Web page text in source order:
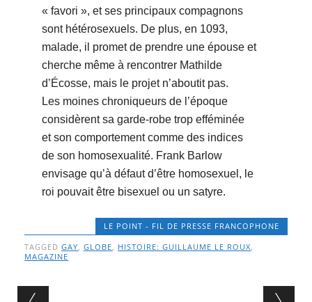
« favori », et ses principaux compagnons
sont hétérosexuels. De plus, en 1093,
malade, il promet de prendre une épouse et
cherche même à rencontrer Mathilde
d’Écosse, mais le projet n’aboutit pas.
Les moines chroniqueurs de l’époque
considèrent sa garde-robe trop efféminée
et son comportement comme des indices
de son homosexualité. Frank Barlow
envisage qu’à défaut d’être homosexuel, le
roi pouvait être bisexuel ou un satyre.
LE POINT - FIL DE PRESSE FRANCOPHONE
TAGGEDGAY,GLOBE, HISTOIRE: GUILLAUME LE ROUX,
MAGAZINE